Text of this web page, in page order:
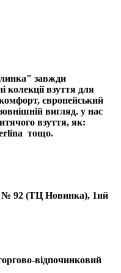
завжди
колекції взуття для
європейський
вигляд. у нас
взуття, як:
тощо.
№ 92 (ТЦ Новинка), 1ий
відпочинковий